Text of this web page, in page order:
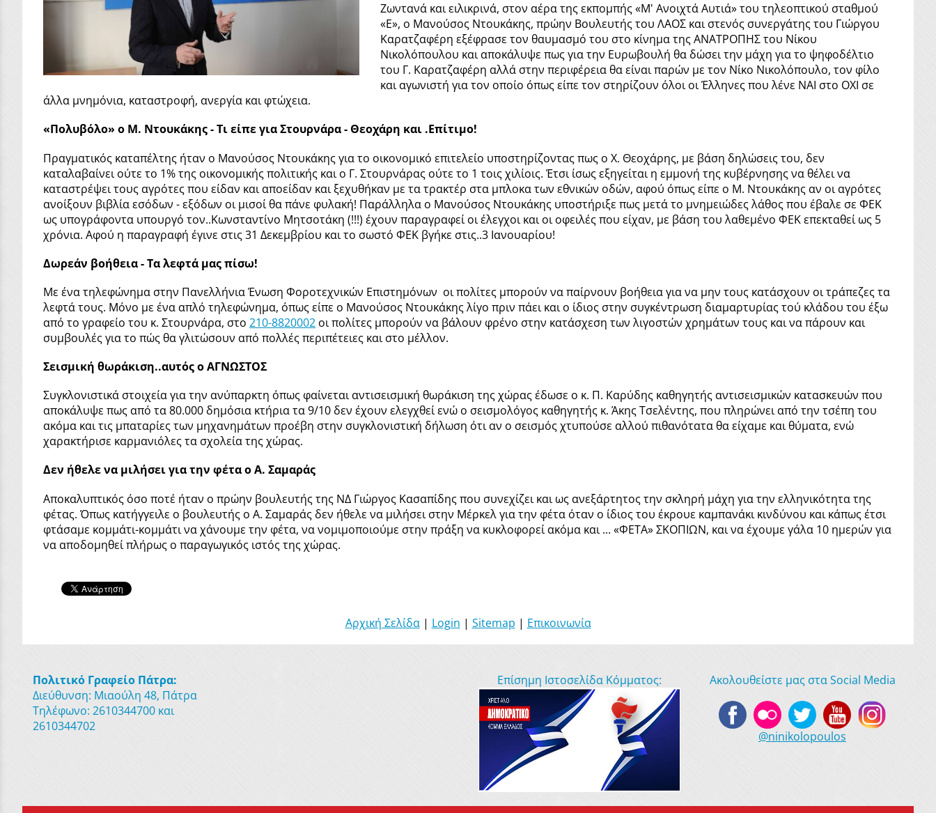
Ζωντανά και ειλικρινά, στον αέρα της εκπομπής «Μ' Ανοιχτά Αυτιά» του τηλεοπτικού σταθμού
«Ε», ο Μανούσος Ντουκάκης, πρώην Βουλευτής του ΛΑΟΣ και στενός συνεργάτης του Γιώργου
Καρατζαφέρη εξέφρασε τον θαυμασμό του στο κίνημα της ΑΝΑΤΡΟΠΗΣ του Νίκου
Νικολόπουλου και αποκάλυψε πως για την Ευρωβουλή θα δώσει την μάχη για το ψηφοδέλτιο
του Γ. Καρατζαφέρη αλλά στην περιφέρεια θα είναι παρών με τον Νίκο Νικολόπουλο, τον φίλο
και αγωνιστή για τον οποίο όπως είπε τον στηρίζουν όλοι οι Έλληνες που λένε ΝΑΙ στο ΟΧΙ σε
άλλα μνημόνια, καταστροφή, ανεργία και φτώχεια.
«Πολυβόλο» ο Μ. Ντουκάκης - Τι είπε για Στουρνάρα - Θεοχάρη και .Επίτιμο!
Πραγματικός καταπέλτης ήταν ο Μανούσος Ντουκάκης για το οικονομικό επιτελείο υποστηρίζοντας πως ο Χ. Θεοχάρης, με βάση δηλώσεις του, δεν
καταλαβαίνει ούτε το 1% της οικονομικής πολιτικής και ο Γ. Στουρνάρας ούτε το 1 τοις χιλίοις. Έτσι ίσως εξηγείται η εμμονή της κυβέρνησης να θέλει να
καταστρέψει τους αγρότες που είδαν και αποείδαν και ξεχυθήκαν με τα τρακτέρ στα μπλοκα των εθνικών οδών, αφού όπως είπε ο Μ. Ντουκάκης αν οι αγρότες
ανοίξουν βιβλία εσόδων - εξόδων οι μισοί θα πάνε φυλακή! Παράλληλα ο Μανούσος Ντουκάκης υποστήριξε πως μετά το μνημειώδες λάθος που έβαλε σε ΦΕΚ
ως υπογράφοντα υπουργό τον..Κωνσταντίνο Μητσοτάκη (!!!) έχουν παραγραφεί οι έλεγχοι και οι οφειλές που είχαν, με βάση του λαθεμένο ΦΕΚ επεκταθεί ως 5
χρόνια. Αφού η παραγραφή έγινε στις 31 Δεκεμβρίου και το σωστό ΦΕΚ βγήκε στις..3 Ιανουαρίου!
Δωρεάν βοήθεια - Τα λεφτά μας πίσω!
Με ένα τηλεφώνημα στην Πανελλήνια Ένωση Φοροτεχνικών Επιστημόνων οι πολίτες μπορούν να παίρνουν βοήθεια για να μην τους κατάσχουν οι τράπεζες τα
λεφτά τους. Μόνο με ένα απλό τηλεφώνημα, όπως είπε ο Μανούσος Ντουκάκης λίγο πριν πάει και ο ίδιος στην συγκέντρωση διαμαρτυρίας τού κλάδου του έξω
από το γραφείο του κ. Στουρνάρα, στο 210-8820002 οι πολίτες μπορούν να βάλουν φρένο στην κατάσχεση των λιγοστών χρημάτων τους και να πάρουν και
συμβουλές για το πώς θα γλιτώσουν από πολλές περιπέτειες και στο μέλλον.
Σεισμική θωράκιση..αυτός ο ΑΓΝΩΣΤΟΣ
Συγκλονιστικά στοιχεία για την ανύπαρκτη όπως φαίνεται αντισεισμική θωράκιση της χώρας έδωσε ο κ. Π. Καρύδης καθηγητής αντισεισμικών κατασκευών που
αποκάλυψε πως από τα 80.000 δημόσια κτήρια τα 9/10 δεν έχουν ελεγχθεί ενώ ο σεισμολόγος καθηγητής κ. Άκης Τσελέντης, που πληρώνει από την τσέπη του
ακόμα και τις μπαταρίες των μηχανημάτων προέβη στην συγκλονιστική δήλωση ότι αν ο σεισμός χτυπούσε αλλού πιθανότατα θα είχαμε και θύματα, ενώ
χαρακτήρισε καρμανιόλες τα σχολεία της χώρας.
Δεν ήθελε να μιλήσει για την φέτα ο Α. Σαμαράς
Αποκαλυπτικός όσο ποτέ ήταν ο πρώην βουλευτής της ΝΔ Γιώργος Κασαπίδης που συνεχίζει και ως ανεξάρτητος την σκληρή μάχη για την ελληνικότητα της
φέτας. Όπως κατήγγειλε ο βουλευτής ο Α. Σαμαράς δεν ήθελε να μιλήσει στην Μέρκελ για την φέτα όταν ο ίδιος του έκρουε καμπανάκι κινδύνου και κάπως έτσι
φτάσαμε κομμάτι-κομμάτι να χάνουμε την φέτα, να νομιμοποιούμε στην πράξη να κυκλοφορεί ακόμα και ... «ΦΕΤΑ» ΣΚΟΠΙΩΝ, και να έχουμε γάλα 10 ημερών για
να αποδομηθεί πλήρως ο παραγωγικός ιστός της χώρας.
Αρχική Σελίδα| Login | Sitemap | Επικοινωνία
Πολιτικό Γραφείο Πάτρα:
Διεύθυνση: Μιαούλη 48, Πάτρα
Τηλέφωνο: 2610344700 και
2610344702
Επίσημη Ιστοσελίδα Κόμματος: Ακολουθείστε μας στα Social Media
@ninikolopoulos